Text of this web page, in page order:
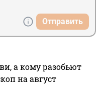
Отправить
а кому разобьют
на август